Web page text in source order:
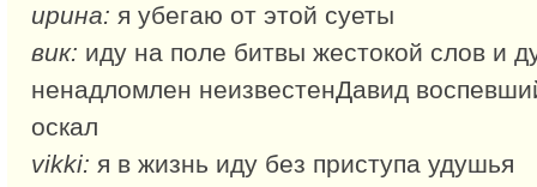
ирина: я убегаю от этой суеты
вик: иду на поле битвы жестокой слов и
ненадломлен неизвестенДавид
оскал
vikki: я в жизнь иду без приступа удушья